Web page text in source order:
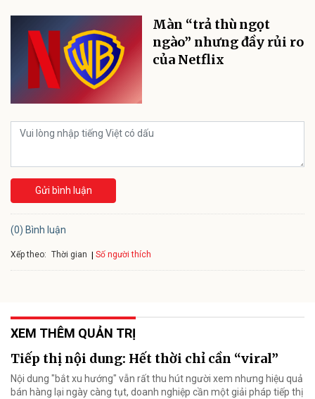
Màn “trả thù ngọt
ngào” nhưng đầy rủi ro
của Netflix
Gửi bình luận
(0) Bình luận
Xếp theo: Thời gian Số người thích
XEM THÊM QUẢN TRỊ
Tiếp thị nội dung: Hết thời chỉ cần “viral”
Nội dung "bắt xu hướng" vẫn rất thu hút người xem nhưng hiệu quả
bán hàng lại ngày càng tụt, doanh nghiệp cần một giải pháp tiếp thị